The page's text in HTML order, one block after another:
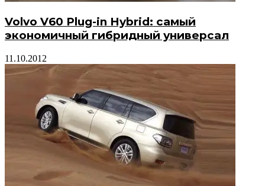
Volvo V60 Plug-in Hybrid: самый
экономичный гибридный универсал
11.10.2012